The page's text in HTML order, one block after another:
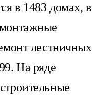
в 1483 домах, в
лестничных
На ряде